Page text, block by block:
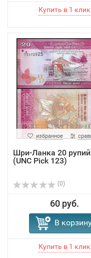
избранное
Шри-Ланка 20
(UNC Pick 123)
(0)
60 руб.
В